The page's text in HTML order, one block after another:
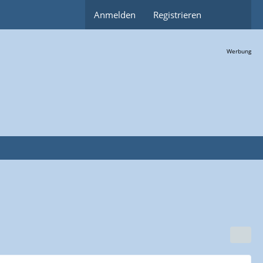
Anmelden Registrieren
Werbung